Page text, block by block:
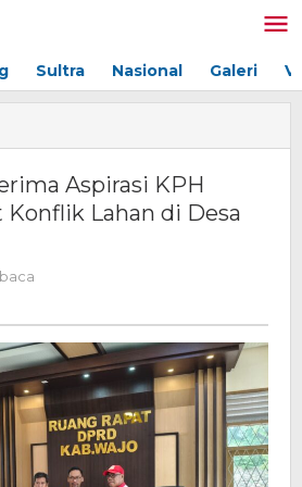
Sultra Nasional Galeri
Aspirasi KPH
Lahan di Desa